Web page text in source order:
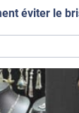
éviter le